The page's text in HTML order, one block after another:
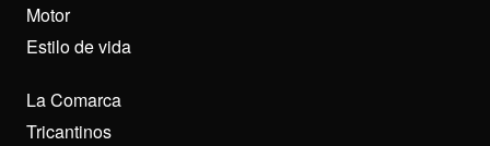
Motor
Estilo de vida
La Comarca
Tricantinos